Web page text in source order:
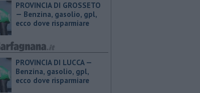
PROVINCIA DI GROSSETO
— ​Benzina, gasolio, gpl,
ecco dove risparmiare
PROVINCIA DI LUCCA — ​
Benzina, gasolio, gpl,
ecco dove risparmiare